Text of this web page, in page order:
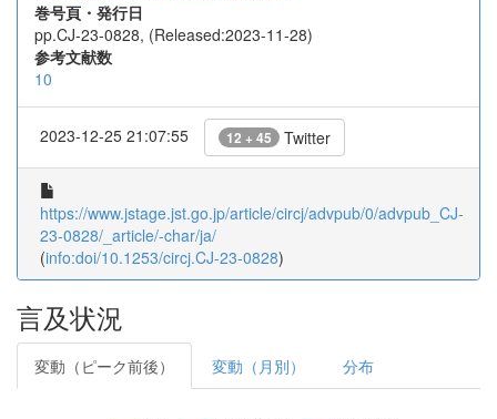
巻号頁・発行日
pp.CJ-23-0828, (Released:2023-11-28)
参考文献数
10
2023-12-25 21:07:55 12 + 45 Twitter
https://www.jstage.jst.go.jp/article/circj/advpub/0/advpub_CJ-
23-0828/_article/-char/ja/
(info:doi/10.1253/circj.CJ-23-0828)
言及状況
変動（ピーク前後） 変動（月別） 分布